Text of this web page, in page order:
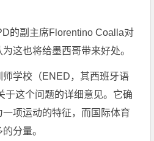
的副主席Florentino Coalla对
这也将给墨西哥带来好处。
学校（ENED，其西班牙语
于这个问题的详细意见。它确
项运动的特征，而国际体育
分量。